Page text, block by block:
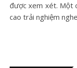
được xem xét. Một
cao trải nghiệm